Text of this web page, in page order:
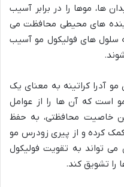
ها، موها را در برابر آسیب
های محیطی محافظت می
سلول های فولیکول مو آسیب
آدرا کراتینه به معنای یک
است که آن ها را از عوامل
خاصیت محافظتی، به حفظ
کرده و از پیری زودرس مو
تواند به تقویت فولیکول
را تشویق کند.